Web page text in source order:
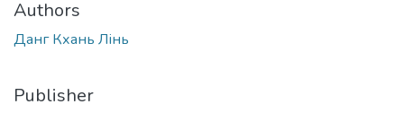
Authors
Данг Кхань Лінь
Publisher